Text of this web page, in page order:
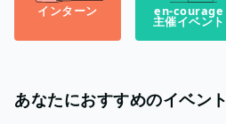
インターン en-courage
主催イベント
あなたにおすすめのイベント